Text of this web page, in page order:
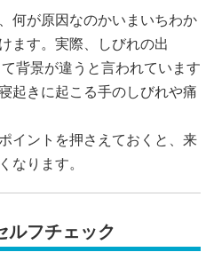
何が原因なのかいまいちわか
ます。実際、しびれの出
て背景が違うと言われています
起きに起こる手のしびれや痛
イントを押さえておくと、来
なります。
ルフチェック